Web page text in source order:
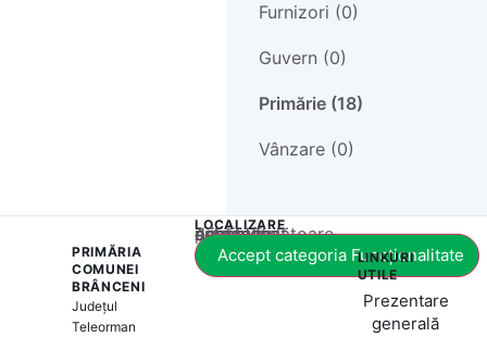
Furnizori (0)
Guvern (0)
Primărie (18)
Vânzare (0)
PRIMĂRIA
COMUNEI
BRÂNCENI
Județul
Teleorman
LOCALIZARE
Acest conținut este blocat până când acceptați categoria corespunzătoare de cookie-uri.
Accept categoria Funcționalitate
LINKURI
UTILE
Prezentare
generală